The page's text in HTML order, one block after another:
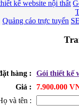
kế website nội thất
Quảng cáo trực tuyến
hàng :
Gói thiết kế
Giá :
7.900.000
và tên :